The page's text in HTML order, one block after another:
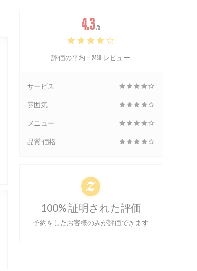
4.3 /5
評価の平均 — 2430 レビュー
サービス
雰囲気
メニュー
品質-価格
100% 証明された評価
予約をしたお客様のみが評価できます